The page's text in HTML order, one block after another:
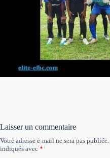
Laisser un commentaire
Votre adresse e-mail ne sera pas publiée.
indiqués avec *